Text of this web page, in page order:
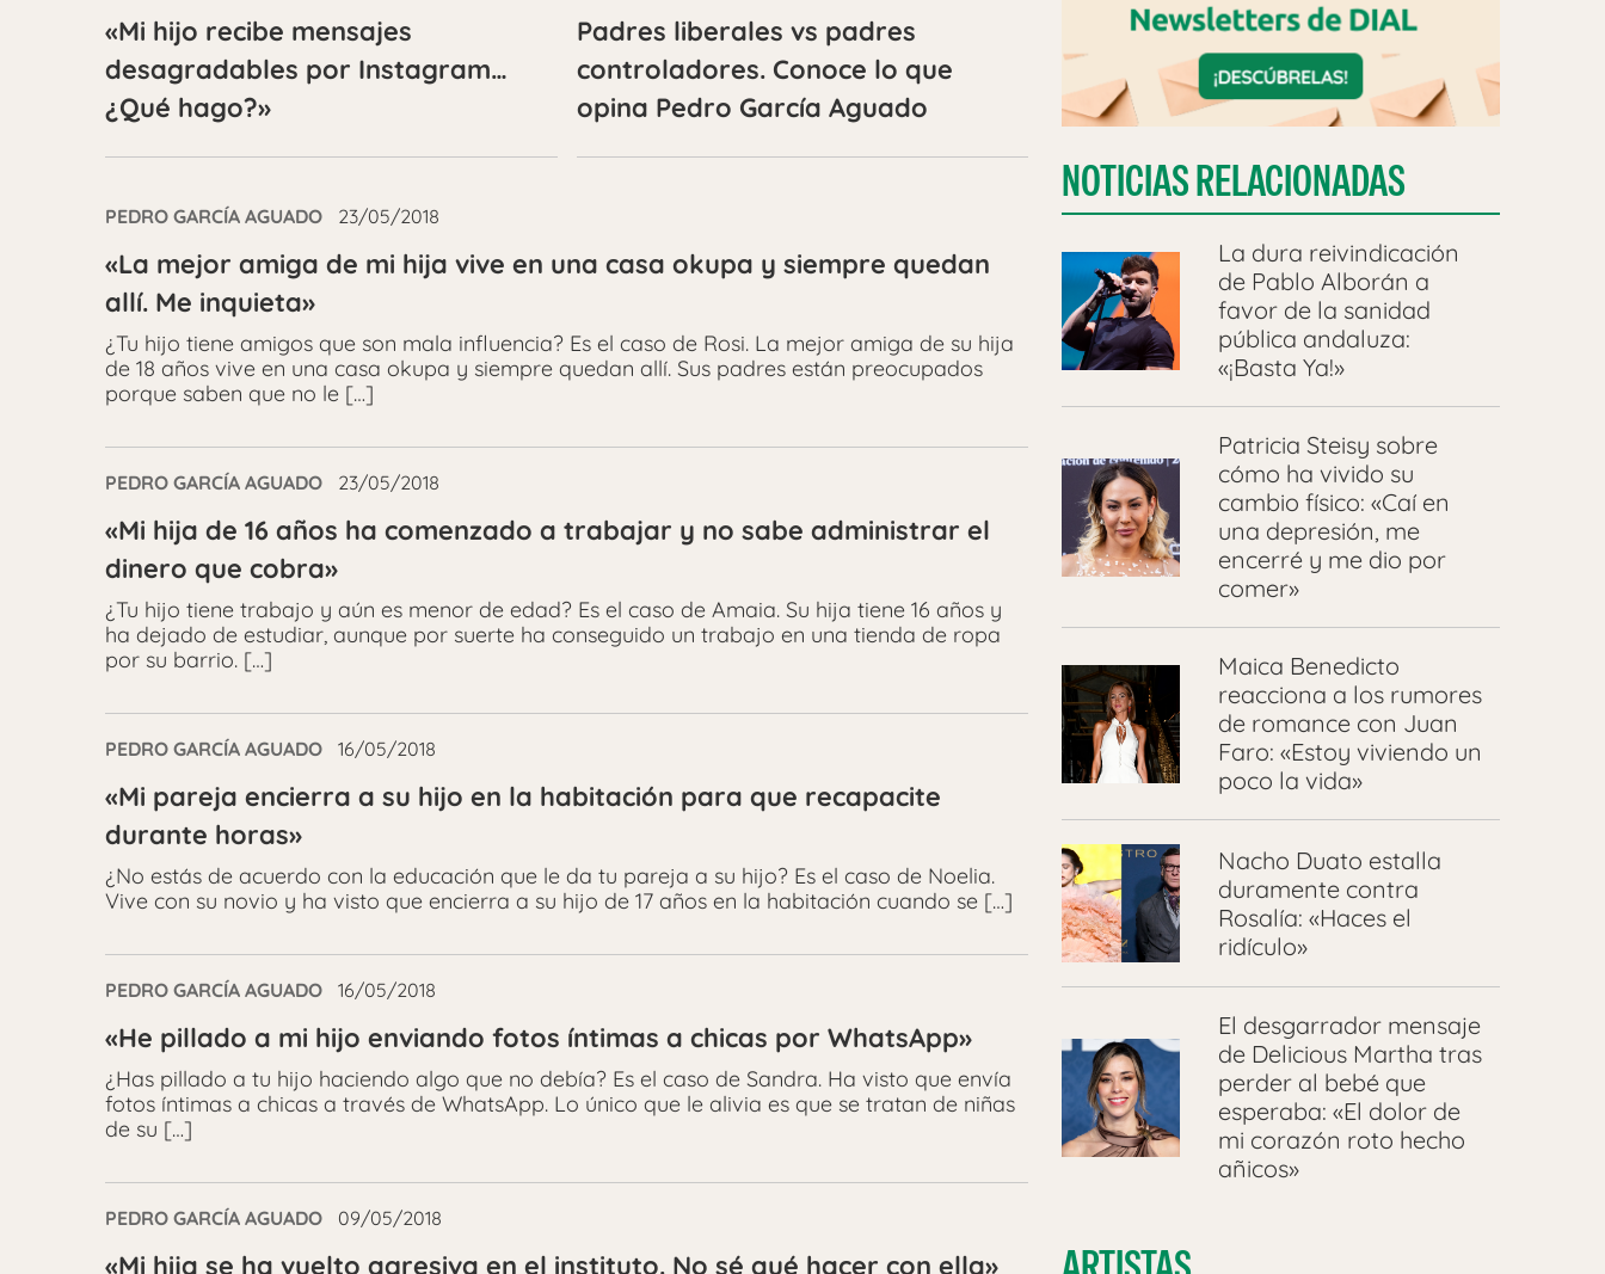
«Mi hijo recibe mensajes
desagradables por Instagram…
¿Qué hago?»
Padres liberales vs padres
controladores. Conoce lo que
opina Pedro García Aguado
PEDRO GARCÍA AGUADO 23/05/2018
«La mejor amiga de mi hija vive en una casa okupa y siempre quedan
allí. Me inquieta»
¿Tu hijo tiene amigos que son mala influencia? Es el caso de Rosi. La mejor amiga de su hija
de 18 años vive en una casa okupa y siempre quedan allí. Sus padres están preocupados
porque saben que no le […]
PEDRO GARCÍA AGUADO 23/05/2018
«Mi hija de 16 años ha comenzado a trabajar y no sabe administrar el
dinero que cobra»
¿Tu hijo tiene trabajo y aún es menor de edad? Es el caso de Amaia. Su hija tiene 16 años y
ha dejado de estudiar, aunque por suerte ha conseguido un trabajo en una tienda de ropa
por su barrio. […]
PEDRO GARCÍA AGUADO 16/05/2018
«Mi pareja encierra a su hijo en la habitación para que recapacite
durante horas»
¿No estás de acuerdo con la educación que le da tu pareja a su hijo? Es el caso de Noelia.
Vive con su novio y ha visto que encierra a su hijo de 17 años en la habitación cuando se […]
PEDRO GARCÍA AGUADO 16/05/2018
«He pillado a mi hijo enviando fotos íntimas a chicas por WhatsApp»
¿Has pillado a tu hijo haciendo algo que no debía? Es el caso de Sandra. Ha visto que envía
fotos íntimas a chicas a través de WhatsApp. Lo único que le alivia es que se tratan de niñas
de su […]
PEDRO GARCÍA AGUADO 09/05/2018
«Mi hija se ha vuelto agresiva en el instituto. No sé qué hacer con ella»
NOTICIAS RELACIONADAS
La dura reivindicación
de Pablo Alborán a
favor de la sanidad
pública andaluza:
«¡Basta Ya!»
Patricia Steisy sobre
cómo ha vivido su
cambio físico: «Caí en
una depresión, me
encerré y me dio por
comer»
Maica Benedicto
reacciona a los rumores
de romance con Juan
Faro: «Estoy viviendo un
poco la vida»
Nacho Duato estalla
duramente contra
Rosalía: «Haces el
ridículo»
El desgarrador mensaje
de Delicious Martha tras
perder al bebé que
esperaba: «El dolor de
mi corazón roto hecho
añicos»